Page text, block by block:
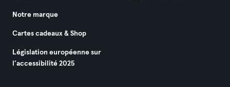
Notre marque
Cartes cadeaux & Shop
Législation européenne sur
l’accessibilité 2025